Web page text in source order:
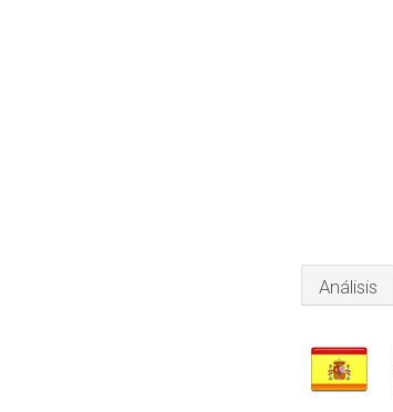
Análisis